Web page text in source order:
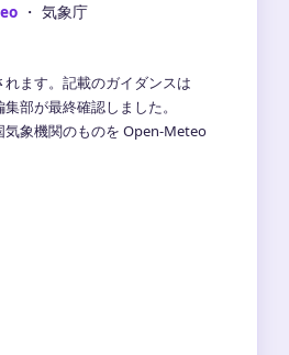
・ 気象庁
ます。記載のガイダンスは
部が最終確認しました。
気象機関のものを Open-Meteo